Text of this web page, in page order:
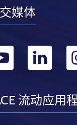
媒体
转 转
流动应用